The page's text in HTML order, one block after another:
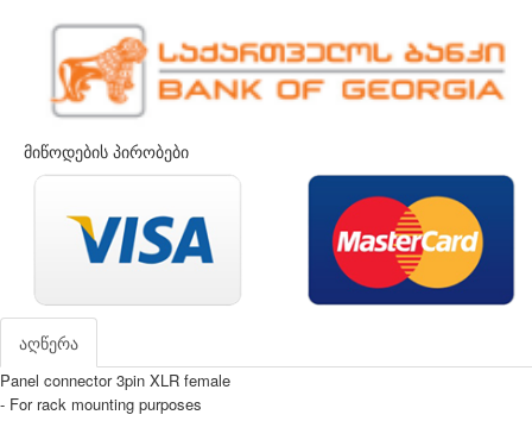
მიწოდების პირობები
აღწერა
Panel connector 3pin XLR female
- For rack mounting purposes